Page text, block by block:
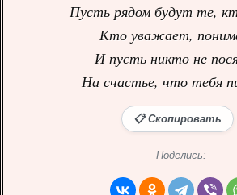
Пусть рядом будут те,
Кто уважает,
И пусть никто не
На счастье, что тебя
📋 Скопировать
Поделись: